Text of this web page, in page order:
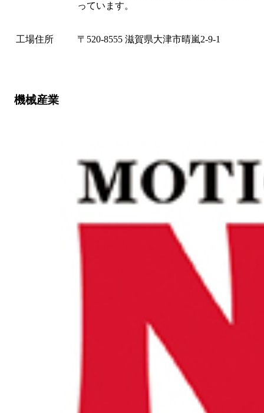
っています。
工場住所 〒520-8555 滋賀県大津市晴嵐2-9-1
機械産業